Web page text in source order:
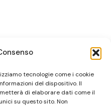
tecnologie come i cookie
del dispositivo. Il
di elaborare dati come il
su questo sito. Non